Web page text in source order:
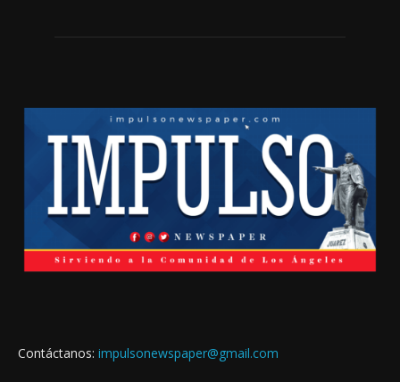
Contáctanos: impulsonewspaper@gmail.com